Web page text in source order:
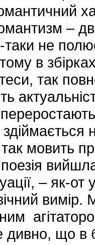
–
таки не
в
так
мовить
– як-
що в